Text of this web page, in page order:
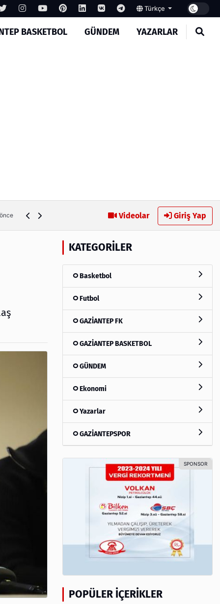
Türkçe
BASKETBOL GÜNDEM YAZARLAR
Gaziantep FK’da Alanyaspor alarmıVideolar Giriş Yap
KATEGORILER
Basketbol
Futbol
GAZİANTEP FK
GAZİANTEP BASKETBOL
GÜNDEM
Ekonomi
Yazarlar
GAZİANTEPSPOR
POPÜLER İÇERIKLER